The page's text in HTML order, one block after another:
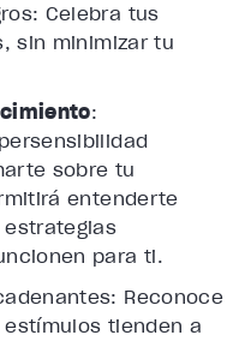
Celebra tus
sin minimizar tu
:
sobre tu
entenderte
para ti.
Reconoce
tienden a